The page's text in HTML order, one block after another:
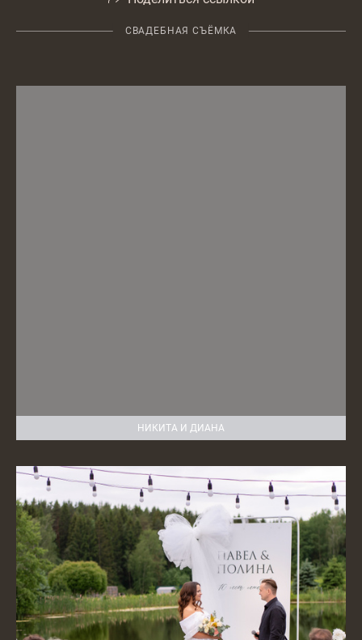
СВАДЕБНАЯ СЪЁМКА
НИКИТА И ДИАНА